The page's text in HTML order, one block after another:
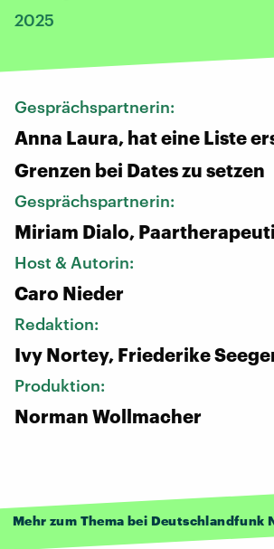
2025
Gesprächspartnerin:
Anna Laura, hat eine Liste
Grenzen bei Dates zu setzen
Gesprächspartnerin:
Miriam Dialo,
Host & Autorin:
Caro Nieder
Redaktion:
Ivy Nortey, Friederike
Produktion:
Norman Wollmacher
Mehr zum Thema bei Deutschlandfunk